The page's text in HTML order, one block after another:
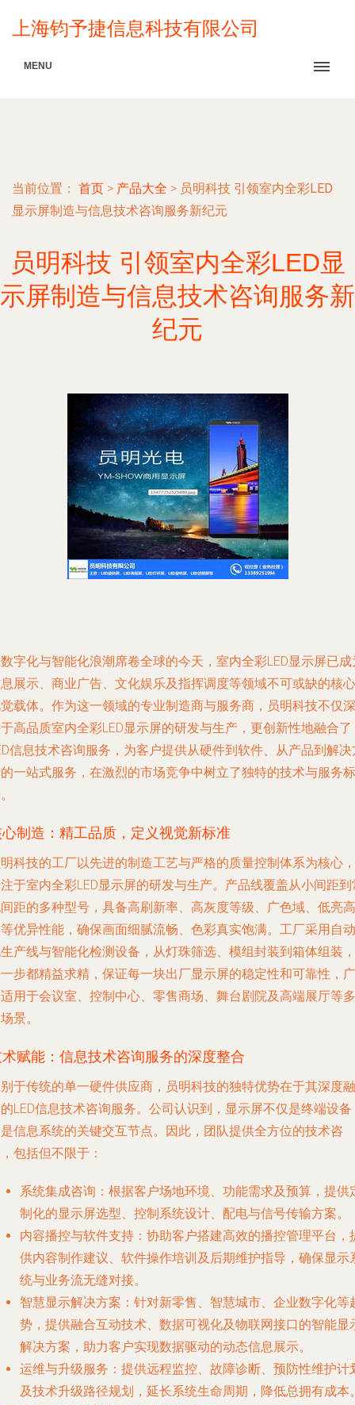
上海钧予捷信息科技有限公司
MENU
当前位置： 首页 > 产品大全 > 员明科技 引领室内全彩LED
显示屏制造与信息技术咨询服务新纪元
员明科技 引领室内全彩LED显
示屏制造与信息技术咨询服务新
纪元
字化与智能化浪潮席卷全球的今天，室内全彩LED显示屏已成
展示、商业广告、文化娱乐及指挥调度等领域不可或缺的核心
载体。作为这一领域的专业制造商与服务商，员明科技不仅深
高品质室内全彩LED显示屏的研发与生产，更创新性地融合了
信息技术咨询服务，为客户提供从硬件到软件、从产品到解决
一站式服务，在激烈的市场竞争中树立了独特的技术与服务标
制造：精工品质，定义视觉新标准
科技的工厂以先进的制造工艺与严格的质量控制体系为核心，
于室内全彩LED显示屏的研发与生产。产品线覆盖从小间距到
距的多种型号，具备高刷新率、高灰度等级、广色域、低亮高
优异性能，确保画面细腻流畅、色彩真实饱满。工厂采用自动
产线与智能化检测设备，从灯珠筛选、模组封装到箱体组装，
步都精益求精，保证每一块出厂显示屏的稳定性和可靠性，广
用于会议室、控制中心、零售商场、舞台剧院及高端展厅等多
景。
赋能：信息技术咨询服务的深度整合
于传统的单一硬件供应商，员明科技的独特优势在于其深度融
LED信息技术咨询服务。公司认识到，显示屏不仅是终端设备
信息系统的关键交互节点。因此，团队提供全方位的技术咨
包括但不限于：
系统集成咨询 ：根据客户场地环境、功能需求及预算，提供
制化的显示屏选型、控制系统设计、配电与信号传输方案。
内容播控与软件支持 ：协助客户搭建高效的播控管理平台，
供内容制作建议、软件操作培训及后期维护指导，确保显示
统与业务流无缝对接。
智慧显示解决方案 ：针对新零售、智慧城市、企业数字化等
势，提供融合互动技术、数据可视化及物联网接口的智能显
解决方案，助力客户实现数据驱动的动态信息展示。
运维与升级服务 ：提供远程监控、故障诊断、预防性维护计
及技术升级路径规划，延长系统生命周期，降低总拥有成本